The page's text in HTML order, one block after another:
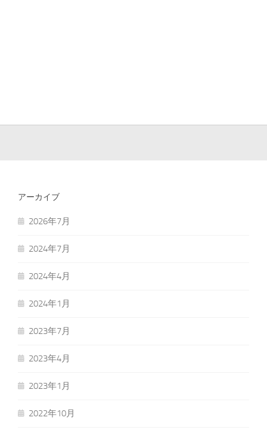
アーカイブ
2026年7月
2024年7月
2024年4月
2024年1月
2023年7月
2023年4月
2023年1月
2022年10月